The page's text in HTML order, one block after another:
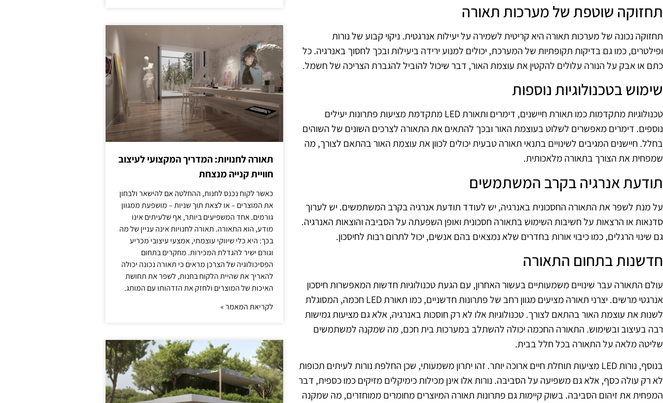
תחזוקה שוטפת של מערכות תאורה
תחזוקה נכונה של מערכות תאורה היא קריטית לשמירה על יעילות אנרגטית. ניקוי קבוע של נורות
ופילטרים, כמו גם בדיקות תקופתיות של המערכת, יכולים למנוע ירידה ביעילות ובכך לחסוך באנרגיה. כל
כתם או אבק על הנורה עלולים להקטין את עוצמת האור, דבר שיכול להוביל להגברת הצריכה של חשמל.
שימוש בטכנולוגיות נוספות
טכנולוגיות מתקדמות כמו תאורת חיישנים, דימרים ותאורת LED מתקדמת מציעות פתרונות יעילים
נוספים. דימרים מאפשרים לשלוט בעוצמת האור ובכך להתאים את התאורה לצרכים השונים של השוהים
בחלל. חיישנים המגיבים לשינויים בתנאי תאורה טבעית יכולים לכוון את עוצמת האור בהתאם לצורך, מה
שמפחית את הצורך בתאורה מלאכותית.
תודעת אנרגיה בקרב המשתמשים
על מנת לשפר את התאורה החסכונית באנרגיה, יש לעודד תודעת אנרגיה בקרב המשתמשים. יש לערוך
סדנאות או הרצאות על חשיבות השימוש בתאורה חסכונית ואופן השפעתה על הסביבה והוצאות האנרגיה.
גם שינוי הרגלים, כמו כיבוי אורות בחדרים שלא נמצאים בהם אנשים, יכול לתרום רבות לחיסכון.
חדשנות בתחום התאורה
עולם התאורה עבר שינויים משמעותיים בעשור האחרון, עם הגעת טכנולוגיות חדשות המאפשרות חיסכון
אנרגטי מרשים. יצרני תאורה מציעים מגוון רחב של פתרונות חדשניים, כמו תאורת LED חכמה, המסוגלת
לשנות את עוצמת האור בהתאם לצורך. טכנולוגיות אלו לא רק חוסכות באנרגיה, אלא גם מציעות גמישות
רבה בעיצוב ובשימוש. התאורה החכמה יכולה להשתלב במערכות בית חכם, מה שמקנה למשתמשים
שליטה מלאה על התאורה בכל חלל בבית.
בנוסף, נורות LED מציעות תוחלת חיים ארוכה יותר. זהו יתרון משמעותי, שכן החלפת נורות לעיתים תכופות
לא רק עולה כסף, אלא גם משפיעה על הסביבה. נורות אלו אינן מכילות כימיקלים מזיקים כמו כספית, דבר
המפחית את זיהום הסביבה. בשוק קיימות גם פתרונות תאורה המיוצרים מחומרים ממוחזרים, מה שמקנה
תאורה לחנויות: המדריך המקצועי לעיצוב
חוויית קנייה מנצחת
כאשר לקוח נכנס לחנות, ההחלטה אם להישאר ולבחון
את המוצרים – או לצאת תוך שניות – מושפעת ממגוון
גורמים. אחד המשפיעים ביותר, אף שלעיתים אינו
מודע, הוא התאורה. תאורה לחנויות אינה עניין של מה
בכך: היא כלי שיווקי עוצמתי, אמצעי עיצובי מכריע
וגורם ישיר להגדלת המכירות. מחקרים בתחום
הפסיכולוגיה של הצרכן מראים כי תאורה נכונה יכולה
להאריך את שהיית הלקוח בחנות, לשפר את תחושת
האיכות של המוצרים ולחזק את הזדהותו עם המותג.
לקריאת המאמר »